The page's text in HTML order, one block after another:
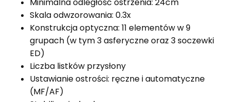
Skala odwzorowania: 0.3x
Konstrukcja optyczna: 11 elementów w 9
grupach (w tym 3 asferyczne oraz 3 soczewki
ED)
Liczba listków przysłony
Ustawianie ostrości: ręczne i automatyczne
(MF/AF)